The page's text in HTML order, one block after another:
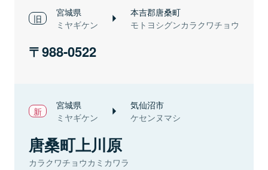
宮城県
ミヤギケン
本吉郡唐桑町
モトヨシグンカラクワチョウ
988-0522
宮城県
ミヤギケン
気仙沼市
ケセンヌマシ
唐桑町上川原
カラクワチョウカミカワラ